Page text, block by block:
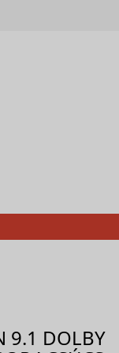
9.1 DOLBY